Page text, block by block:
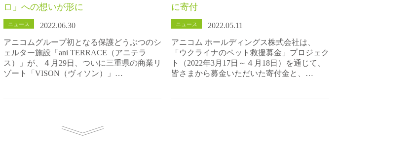
ロ」への想いが形に
ニュース
2022.06.30
アニコムグループ初となる保護どうぶつのシ
ェルター施設「ani TERRACE（アニテラ
ス）」が、４月29日、ついに三重県の商業リ
ゾート「VISON（ヴィソン）」…
に寄付
ニュース
2022.05.11
アニコム ホールディングス株式会社は、
「ウクライナのペット救援募金」プロジェク
ト（2022年3月17日～４月18日）を通じて、
皆さまから募金いただいた寄付金と、…